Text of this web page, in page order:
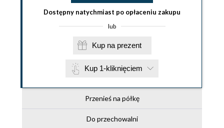
Dostępny natychmiast po opłaceniu zakupu
lub
Kup na prezent
Kup 1-kliknięciem
Przenieś na półkę
Do przechowalni